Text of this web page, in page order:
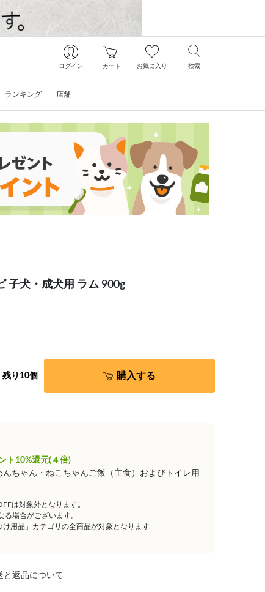
ログイン カート お気に入り 検索
ランキング 店舗
子犬・成犬用 ラム 900g
残り10個 購入する
ト10%還元(４倍)
ちゃん・ねこちゃんご飯（主食）およびトイレ用
は対象外となります。
場合がございます。
用品」カテゴリの全商品が対象となります
と返品について